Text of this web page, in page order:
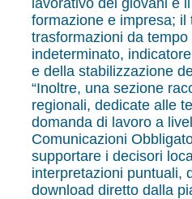
lavorativo dei giovani e
formazione e impresa; il
trasformazioni da
indeterminato,
e della stabilizzazione
“Inoltre, una sezione
regionali, dedicate alle
domanda di lavoro a
Comunicazioni
supportare i decisori
interpretazioni puntuali,
download diretto dalla